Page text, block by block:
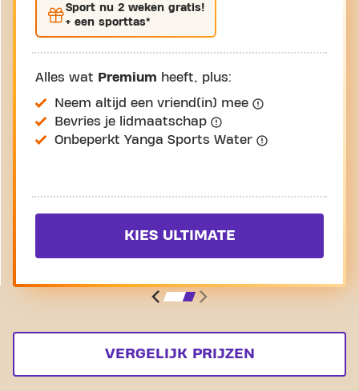
Sport nu 2 weken gratis!
+ een sporttas*
Alles wat Premium heeft, plus:
Neem altijd een vriend(in) mee
Bevries je lidmaatschap
Onbeperkt Yanga Sports Water
KIES ULTIMATE
VERGELIJK PRIJZEN